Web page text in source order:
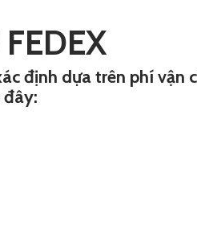
định dựa trên phí vận
đây: